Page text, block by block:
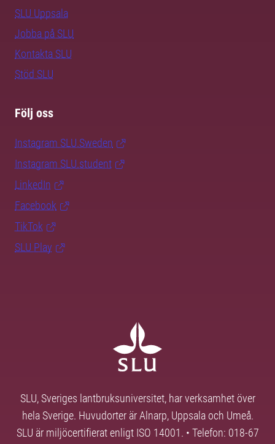
SLU Uppsala
Jobba på SLU
Kontakta SLU
Stöd SLU
Följ oss
Instagram SLU.Sweden
Instagram SLU.student
LinkedIn
Facebook
TikTok
SLU Play
SLU, Sveriges lantbruksuniversitet, har verksamhet över
hela Sverige. Huvudorter är Alnarp, Uppsala och Umeå.
SLU är miljöcertifierat enligt ISO 14001. • Telefon: 018-67